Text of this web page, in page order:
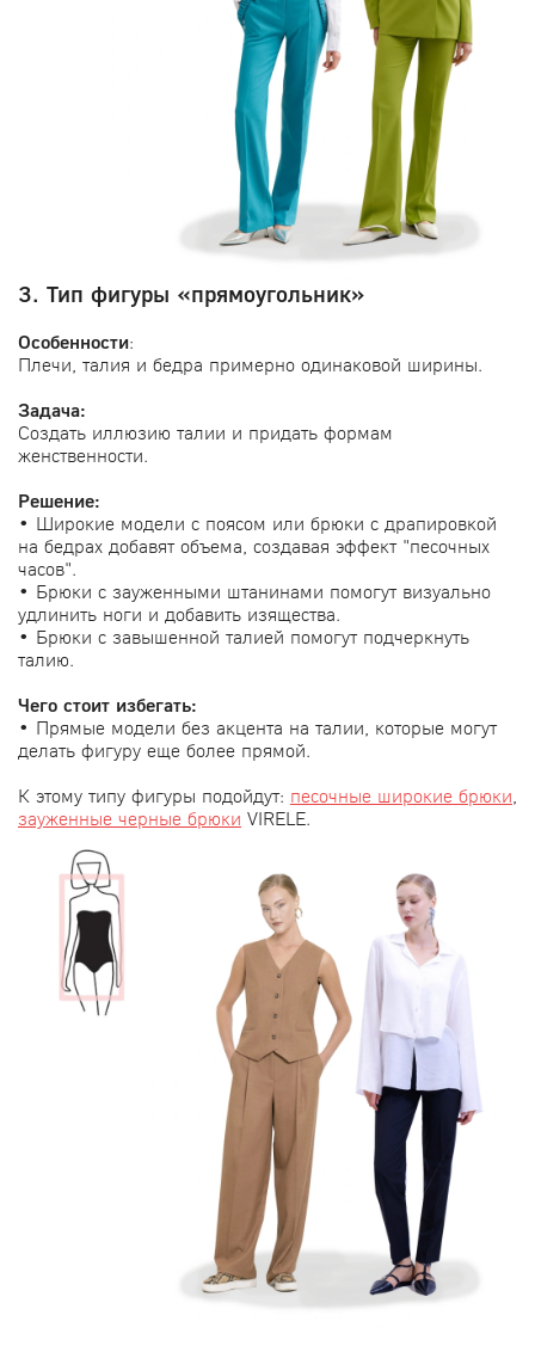
3. Тип фигуры «прямоугольник»
Особенности:
Плечи, талия и бедра примерно одинаковой ширины.
Задача:
Создать иллюзию талии и придать формам
женственности.
Решение:
• Широкие модели с поясом или брюки с драпировкой
на бедрах добавят объема, создавая эффект "песочных
часов".
• Брюки с зауженными штанинами помогут визуально
удлинить ноги и добавить изящества.
• Брюки с завышенной талией помогут подчеркнуть
талию.
Чего стоит избегать:
• Прямые модели без акцента на талии, которые могут
делать фигуру еще более прямой.
К этому типу фигуры подойдут: песочные широкие брюки
зауженные черные брюки VIRELE.